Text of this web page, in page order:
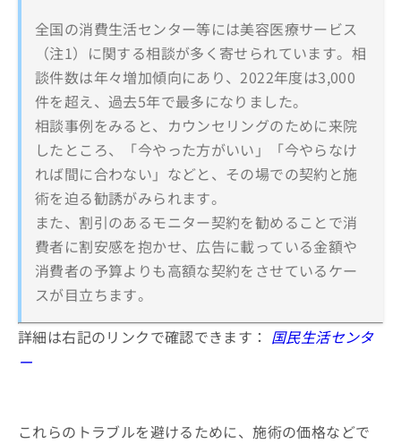
全国の消費生活センター等には美容医療サービス
（注1）に関する相談が多く寄せられています。相
談件数は年々増加傾向にあり、2022年度は3,000
件を超え、過去5年で最多になりました。
相談事例をみると、カウンセリングのために来院
したところ、「今やった方がいい」「今やらなけ
れば間に合わない」などと、その場での契約と施
術を迫る勧誘がみられます。
また、割引のあるモニター契約を勧めることで消
費者に割安感を抱かせ、広告に載っている金額や
消費者の予算よりも高額な契約をさせているケー
スが目立ちます。
詳細は右記のリンクで確認できます： 国民生活センタ
ー
これらのトラブルを避けるために、施術の価格などで